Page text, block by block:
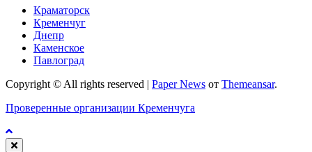
Краматорск
Кременчуг
Днепр
Каменское
Павлоград
Copyright © All rights reserved | Paper News от Themeansar.
Проверенные организации Кременчуга